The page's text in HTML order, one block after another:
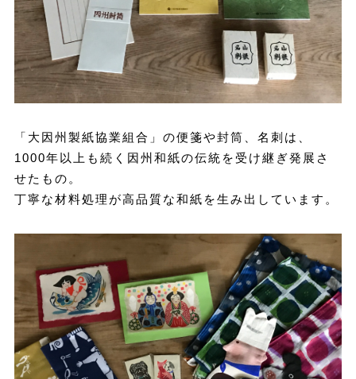
「大因州製紙協業組合」の便箋や封筒、名刺は、
1000年以上も続く因州和紙の伝統を受け継ぎ発展さ
せたもの。
丁寧な材料処理が高品質な和紙を生み出しています。